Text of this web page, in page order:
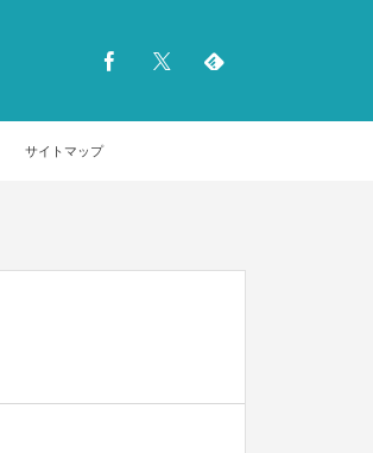
サイトマップ